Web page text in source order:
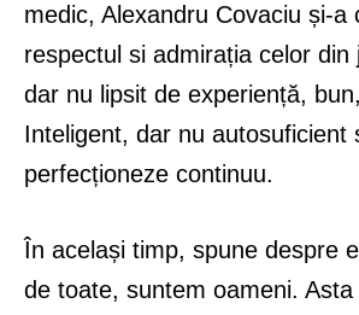
medic, Alexandru Covaciu și-a
respectul si admirația celor din
dar nu lipsit de experiență,
Inteligent, dar nu autosuficient
perfecționeze continuu.
În același timp, spune despre
de toate, suntem oameni.